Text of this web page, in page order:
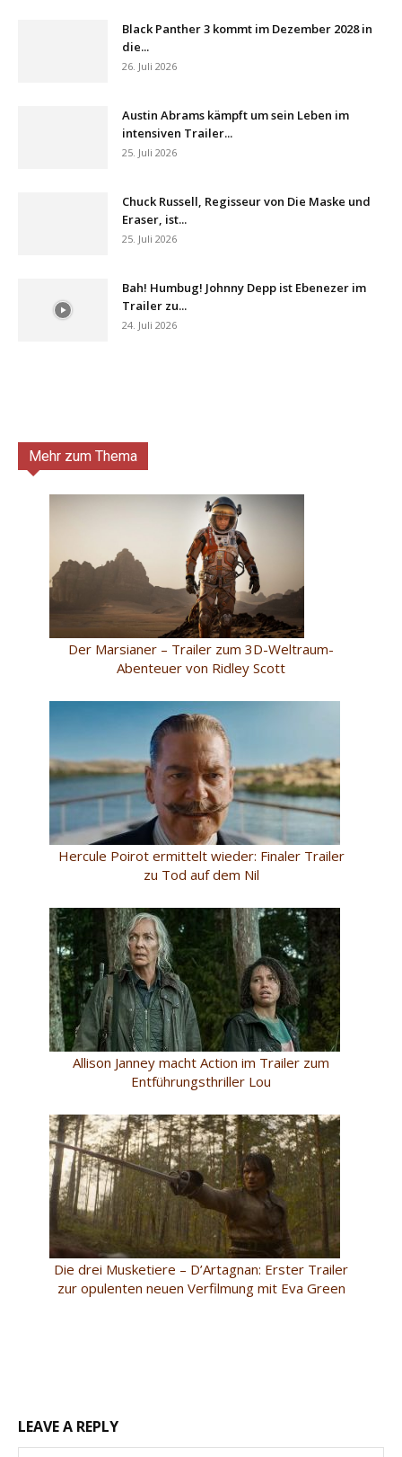
Black Panther 3 kommt im Dezember 2028 in
die...
26. Juli 2026
Austin Abrams kämpft um sein Leben im
intensiven Trailer...
25. Juli 2026
Chuck Russell, Regisseur von Die Maske und
Eraser, ist...
25. Juli 2026
Bah! Humbug! Johnny Depp ist Ebenezer im
Trailer zu...
24. Juli 2026
Mehr zum Thema
Der Marsianer – Trailer zum 3D-Weltraum-
Abenteuer von Ridley Scott
Hercule Poirot ermittelt wieder: Finaler Trailer
zu Tod auf dem Nil
Allison Janney macht Action im Trailer zum
Entführungsthriller Lou
Die drei Musketiere – D’Artagnan: Erster Trailer
zur opulenten neuen Verfilmung mit Eva Green
LEAVE A REPLY